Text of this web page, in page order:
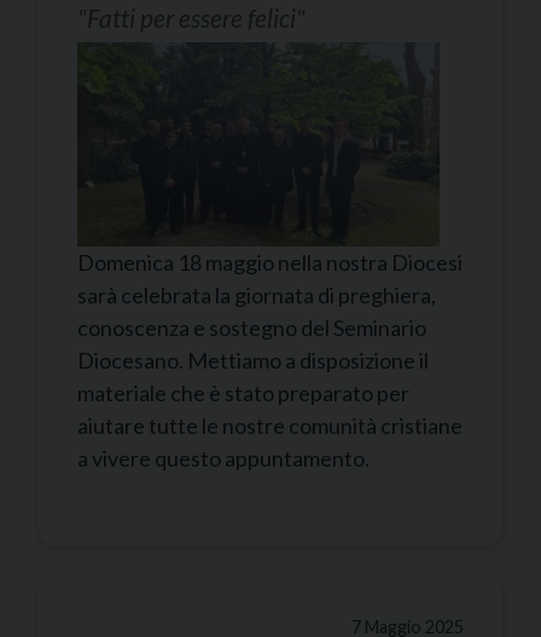
"Fatti per essere felici"
Domenica 18 maggio nella nostra Diocesi
sarà celebrata la giornata di preghiera,
conoscenza e sostegno del Seminario
Diocesano. Mettiamo a disposizione il
materiale che è stato preparato per
aiutare tutte le nostre comunità cristiane
a vivere questo appuntamento.
7 Maggio 2025